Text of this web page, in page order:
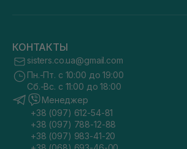
КОНТАКТЫ
sisters.co.ua@gmail.com
Пн.-Пт. с 10:00 до 19:00
Сб.-Вс. с 11:00 до 18:00
Менеджер
+38 (097) 612-54-81
+38 (097) 788-12-88
+38 (097) 983-41-20